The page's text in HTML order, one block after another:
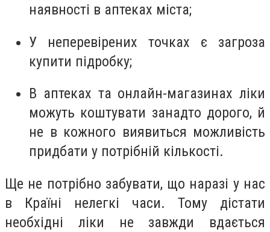
наявності в аптеках міста;
У неперевірених точках є загроза
купити підробку;
В аптеках та онлайн-магазинах ліки
можуть коштувати занадто дорого, й
не в кожного виявиться можливість
придбати у потрібній кількості.
Ще не потрібно забувати, що наразі у нас
в Країні нелегкі часи. Тому дістати
необхідні ліки не завжди вдається